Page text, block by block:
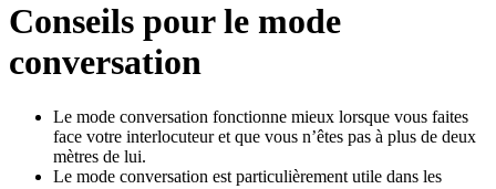
Conseils pour le mode
conversation
Le mode conversation fonctionne mieux lorsque vous faites
face votre interlocuteur et que vous n’êtes pas à plus de deux
mètres de lui.
Le mode conversation est particulièrement utile dans les